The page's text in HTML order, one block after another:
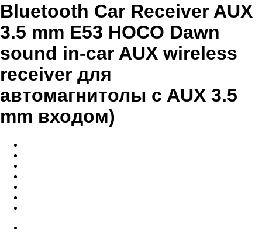
Bluetooth Car Receiver AUX
3.5 mm E53 HOCO Dawn
sound in-car AUX wireless
receiver для
автомагнитолы c AUX 3.5
mm входом)